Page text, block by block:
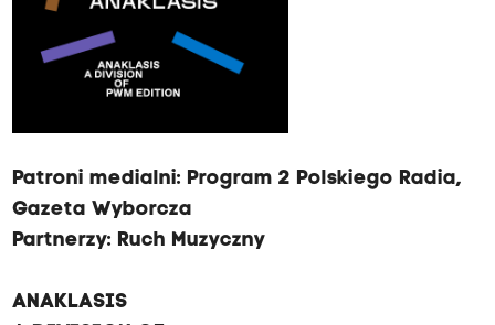
Patroni medialni: Program 2 Polskiego Radia,
Gazeta Wyborcza
Partnerzy: Ruch Muzyczny
ANAKLASIS